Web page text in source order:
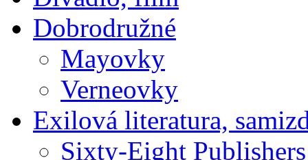
Dobrodružné
Mayovky
Verneovky
Exilová literatura,
Sixty-Eight Publishers